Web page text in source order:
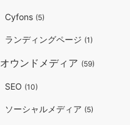
Cyfons (5)
ランディングページ (1)
オウンドメディア (59)
SEO (10)
ソーシャルメディア (5)